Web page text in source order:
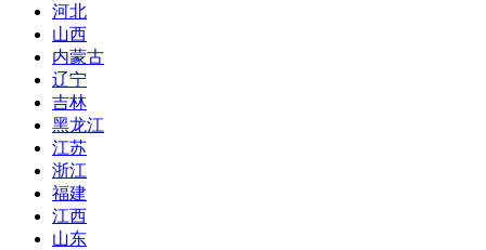
河北
山西
内蒙古
辽宁
吉林
黑龙江
江苏
浙江
福建
江西
山东